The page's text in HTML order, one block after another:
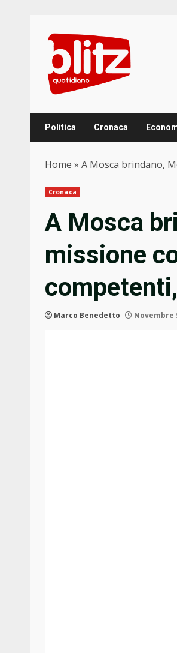
content
Politica Cronaca
Home » A Mosca brindano,
Cronaca
A Mosca
missione
Marco Benedetto Novembre